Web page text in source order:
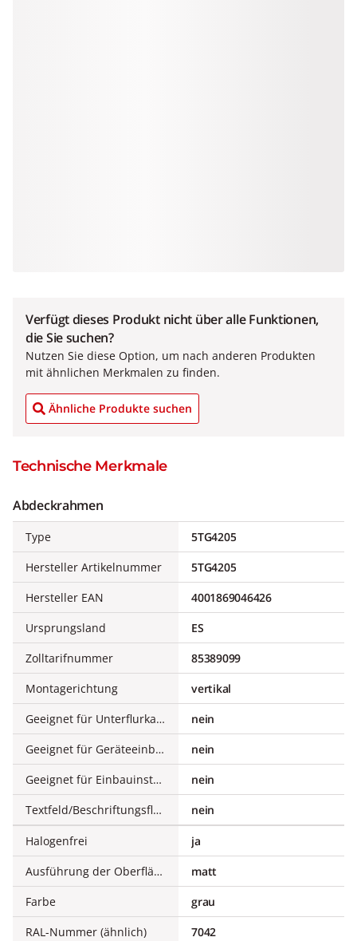
Verfügt dieses Produkt nicht über alle Funktionen,
die Sie suchen?
Nutzen Sie diese Option, um nach anderen Produkten
mit ähnlichen Merkmalen zu finden.
Ähnliche Produkte suchen
Technische Merkmale
Abdeckrahmen
Type
5TG4205
Hersteller Artikelnummer
5TG4205
Hersteller EAN
4001869046426
Ursprungsland
ES
Zolltarifnummer
85389099
Montagerichtung
vertikal
Geeignet für Unterflurkanaldose
nein
Geeignet für Geräteeinbaukanal
nein
Geeignet für Einbauinstallation
nein
Textfeld/Beschriftungsfläche
nein
Halogenfrei
ja
Ausführung der Oberfläche
matt
Farbe
grau
RAL-Nummer (ähnlich)
7042